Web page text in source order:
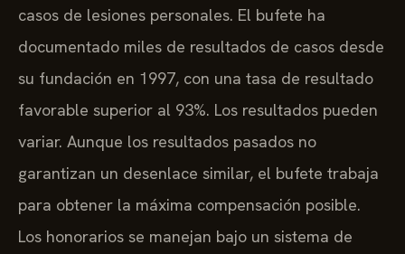
casos de lesiones personales. El bufete ha
documentado miles de resultados de casos desde
su fundación en 1997, con una tasa de resultado
favorable superior al 93%. Los resultados pueden
variar. Aunque los resultados pasados no
garantizan un desenlace similar, el bufete trabaja
para obtener la máxima compensación posible.
Los honorarios se manejan bajo un sistema de